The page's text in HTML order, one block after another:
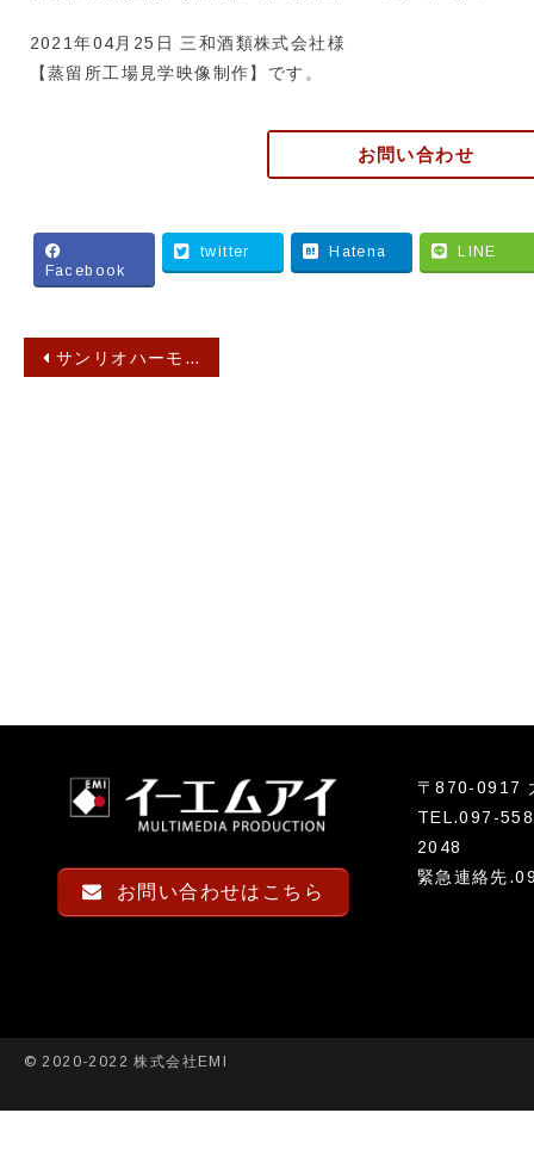
2021年04月25日 三和酒類株式会社様
【蒸留所工場見学映像制作】です。
お問い合わせ
Facebook
twitter Hatena LINE
投
ン
サンリオハーモニーランド30周年パレード収録
お問い合わせはこちら
〒870-0917
TEL.097-
2048
緊急連絡先.
© 2020-2022 株式会社EMI